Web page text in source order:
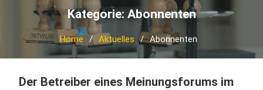
Kategorie: Abonnenten
Home Aktuelles Abonnenten
Der Betreiber eines Meinungsforums im